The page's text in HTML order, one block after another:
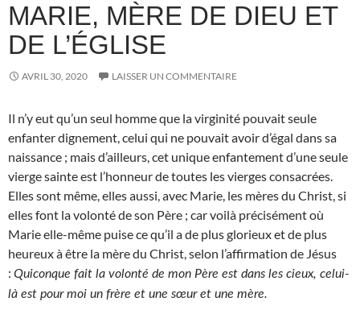
MARIE, MÈRE DE DIEU ET
DE L’ÉGLISE
AVRIL 30, 2020 LAISSER UN COMMENTAIRE
Il n’y eut qu’un seul homme que la virginité pouvait seule
enfanter dignement, celui qui ne pouvait avoir d’égal dans sa
naissance ; mais d’ailleurs, cet unique enfantement d’une seule
vierge sainte est l’honneur de toutes les vierges consacrées.
Elles sont même, elles aussi, avec Marie, les mères du Christ, si
elles font la volonté de son Père ; car voilà précisément où
Marie elle-même puise ce qu’il a de plus glorieux et de plus
heureux à être la mère du Christ, selon l’affirmation de Jésus
: Quiconque fait la volonté de mon Père est dans les cieux, celui-
là est pour moi un frère et une sœur et une mère.